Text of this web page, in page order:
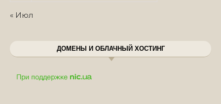
« Июл
ДОМЕНЫ И ОБЛАЧНЫЙ ХОСТИНГ